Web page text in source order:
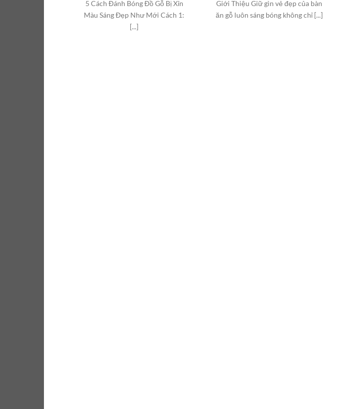
5 Cách Đánh Bóng Đồ Gỗ Bị Xỉn
Màu Sáng Đẹp Như Mới Cách 1:
[...]
Giới Thiệu Giữ gìn vẻ đẹp của bàn
ăn gỗ luôn sáng bóng không chỉ [...]